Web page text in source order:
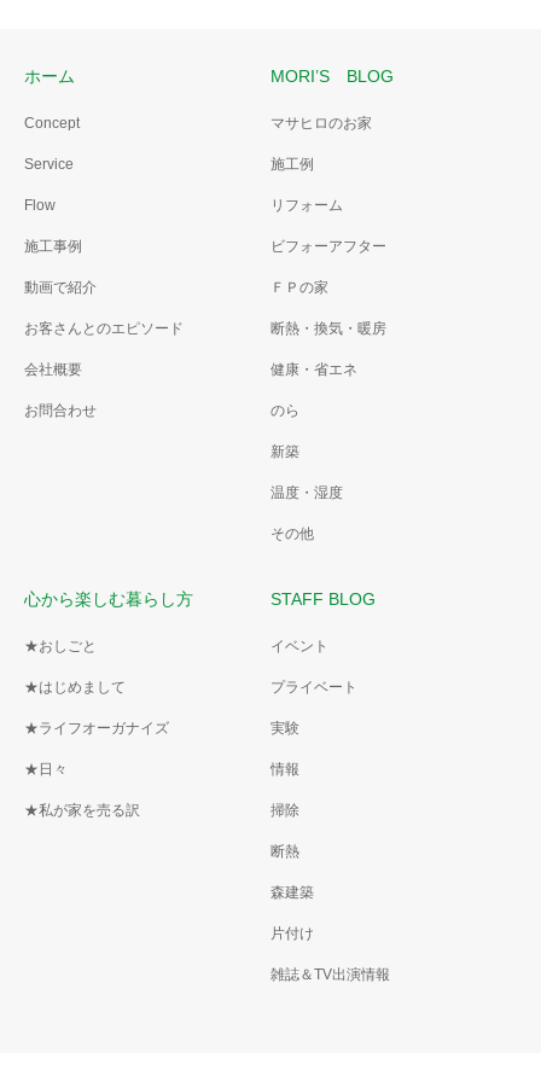
ホーム
Concept
Service
Flow
施工事例
動画で紹介
お客さんとのエピソード
会社概要
お問合わせ
MORI’S BLOG
マサヒロのお家
施工例
リフォーム
ビフォーアフター
ＦＰの家
断熱・換気・暖房
健康・省エネ
のら
新築
温度・湿度
その他
心から楽しむ暮らし方
★おしごと
★はじめまして
★ライフオーガナイズ
★日々
★私が家を売る訳
STAFF BLOG
イベント
プライベート
実験
情報
掃除
断熱
森建築
片付け
雑誌＆TV出演情報